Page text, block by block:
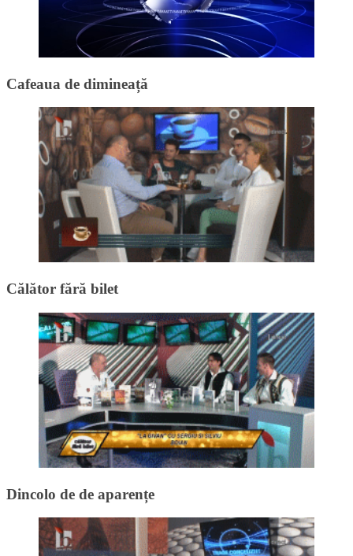
Cafeaua de dimineață
Călător fără bilet
Dincolo de de aparențe